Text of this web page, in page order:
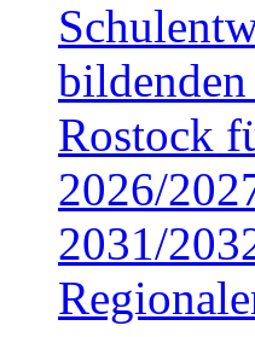
Rostock
2026/
2031/